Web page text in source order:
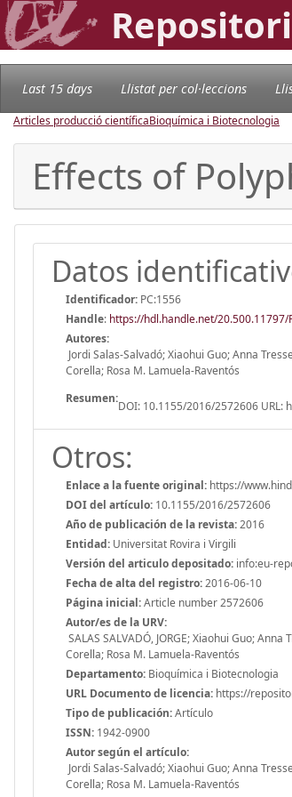
Last 15 days Llistat per col·leccions
Articles producció científicaBioquímica i Biotecnologia
Effects of
Datos
Identificador: PC:1556
Handle: https://hdl.handle.net/20.500.11797/
Autores:
Jordi Salas-Salvadó; Xiaohui Guo; Anna
Corella; Rosa M. Lamuela-Raventós
Resumen:
DOI: 10.1155/2016/2572606
Otros:
Enlace a la fuente original: https://
DOI del artículo: 10.1155/2016/2572606
Año de publicación de la revista:2016
Entidad: Universitat Rovira i Virgili
Versión del articulo depositado: info:eu-
Fecha de alta del registro:2016-06-10
Página inicial:Article number 2572606
Autor/es de la URV:
SALAS SALVADÓ, JORGE; Xiaohui Guo;
Corella; Rosa M. Lamuela-Raventós
Departamento: Bioquímica i Biotecnologia
URL Documento de licencia: https://
Tipo de publicación:Artículo
ISSN: 1942-0900
Autor según el artículo:
Jordi Salas-Salvadó; Xiaohui Guo; Anna
Corella; Rosa M. Lamuela-Raventós